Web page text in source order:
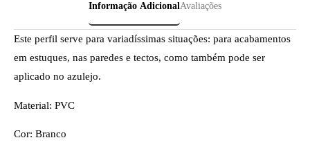
Informação AdicionalAvaliações
Este perfil serve para variadíssimas situações: para acabamentos
em estuques, nas paredes e tectos, como também pode ser
aplicado no azulejo.
Material: PVC
Cor: Branco